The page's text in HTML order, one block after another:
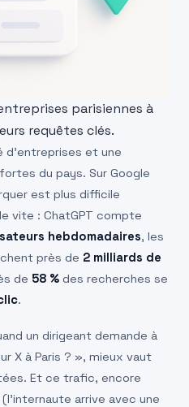
parisiennes à
requêtes clés.
d’entreprises et une
du pays. Sur Google
est plus difficile
vite : ChatGPT compte
hebdomadaires, les
près de 2 milliards de
de 58 % des recherches se
.
un dirigeant demande à
X à Paris ? », mieux vaut
Et ce trafic, encore
(l’internaute arrive avec une